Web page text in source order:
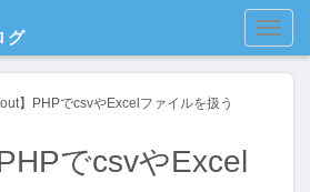
グ
】PHPでcsvやExcelファイルを扱う
でcsvやExcel